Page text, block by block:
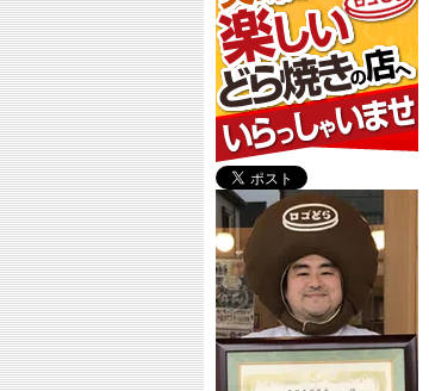
し
く
て
楽
し
い
ど
ら
焼
き
の
店
「ロ
ゴ
ど
ら
Ⓡ」
へ
い